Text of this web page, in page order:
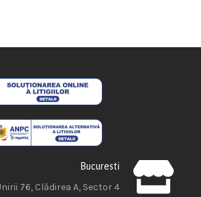
Bucuresti
76, Clădirea A, Sector 4